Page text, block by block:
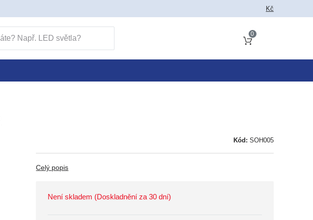
Kč
0
Kód: SOH005
Celý popis
Není skladem (Doskladnění za 30 dní)